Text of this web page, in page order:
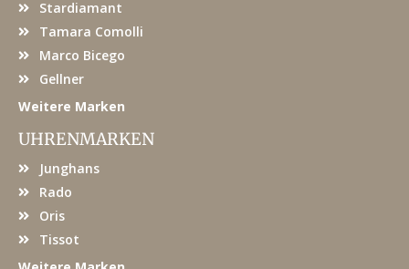
Stardiamant
Tamara Comolli
Marco Bicego
Gellner
Weitere Marken
UHRENMARKEN
Junghans
Rado
Oris
Tissot